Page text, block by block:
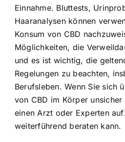
Einnahme. Bluttests,
Haaranalysen können
Konsum von CBD
Möglichkeiten, die
und es ist wichtig, die
Regelungen zu beachten,
Berufsleben. Wenn Sie sich
von CBD im Körper
einen Arzt oder Experten
weiterführend beraten kann.